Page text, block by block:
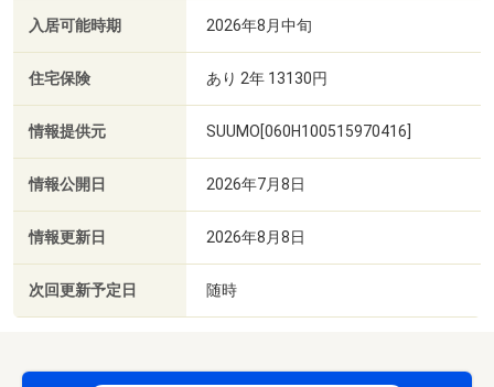
入居可能時期 2026年8月中旬
住宅保険 あり 2年 13130円
情報提供元 SUUMO[060H100515970416]
情報公開日 2026年7月8日
情報更新日 2026年8月8日
次回更新予定日 随時